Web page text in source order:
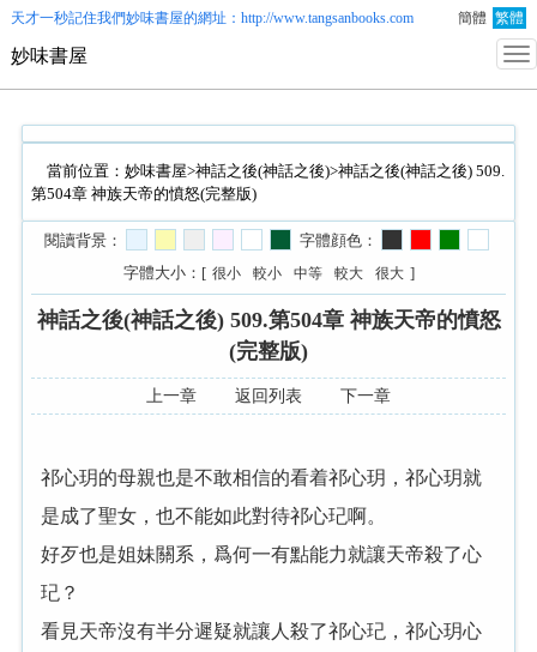
天才一秒記住我們妙味書屋的網址：http://www.tangsanbooks.com 簡體 繁體
妙味書屋
當前位置： 妙味書屋>神話之後(神話之後)>神話之後(神話之後) 509.
第504章 神族天帝的憤怒(完整版)
閱讀背景：
字體顔色：
字體大小：[ 很小 較小 中等 較大 很大 ]
神話之後(神話之後) 509.第504章 神族天帝的憤怒
(完整版)
上一章 返回列表 下一章
祁心玥的母親也是不敢相信的看着祁心玥，祁心玥就
是成了聖女，也不能如此對待祁心玘啊。
好歹也是姐妹關系，爲何一有點能力就讓天帝殺了心
玘？
看見天帝沒有半分遲疑就讓人殺了祁心玘，祁心玥心